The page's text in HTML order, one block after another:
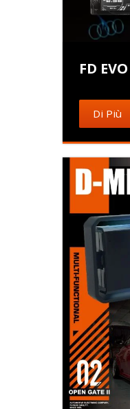
FD EVO
Di Più